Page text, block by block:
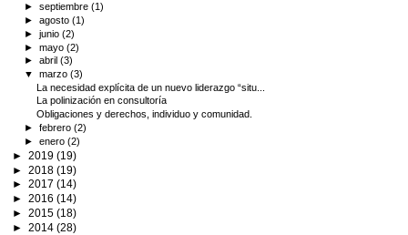
►septiembre(1)
►agosto(1)
►junio(2)
►mayo(2)
►abril(3)
▼marzo(3)
La necesidad explícita de un nuevo liderazgo “situ...
La polinización en consultoría
Obligaciones y derechos, individuo y comunidad.
►febrero(2)
►enero(2)
► 2019 (19)
► 2018 (19)
► 2017 (14)
► 2016 (14)
► 2015 (18)
► 2014 (28)